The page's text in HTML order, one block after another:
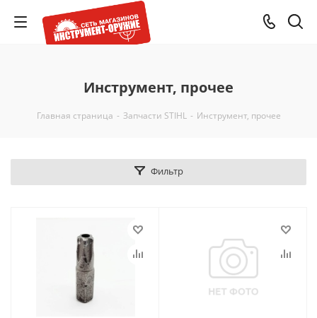
Инструмент, прочее
Главная страница - Запчасти STIHL - Инструмент, прочее
Фильтр